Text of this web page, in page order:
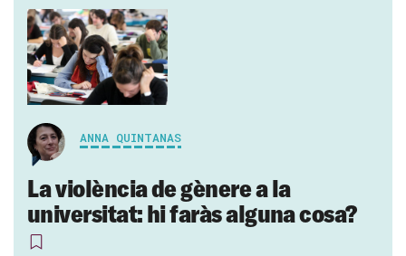
ANNA QUINTANAS
La violència de gènere a la
universitat: hi faràs alguna cosa?